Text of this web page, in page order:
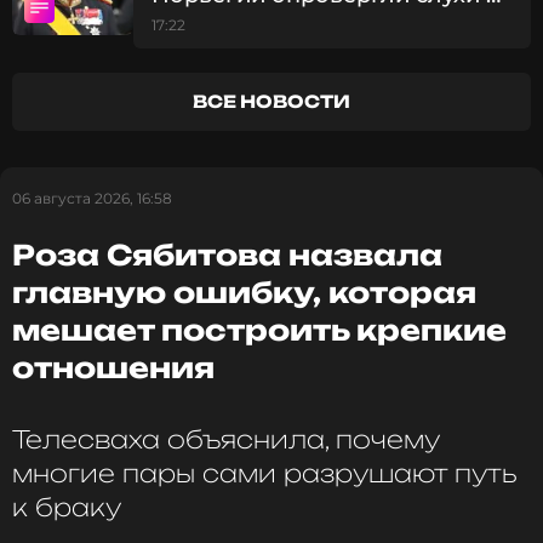
поклонников», – заявили инсайдеры.
оставаться в курсе событий
ПОДПИСАТЬСЯ
ССЫЛКА
госпитализации Харальда V
17:22
ВСЕ НОВОСТИ
06 августа 2026, 16:58
Роза Сябитова назвала
главную ошибку, которая
мешает построить крепкие
отношения
Телесваха объяснила, почему
многие пары сами разрушают путь
к браку